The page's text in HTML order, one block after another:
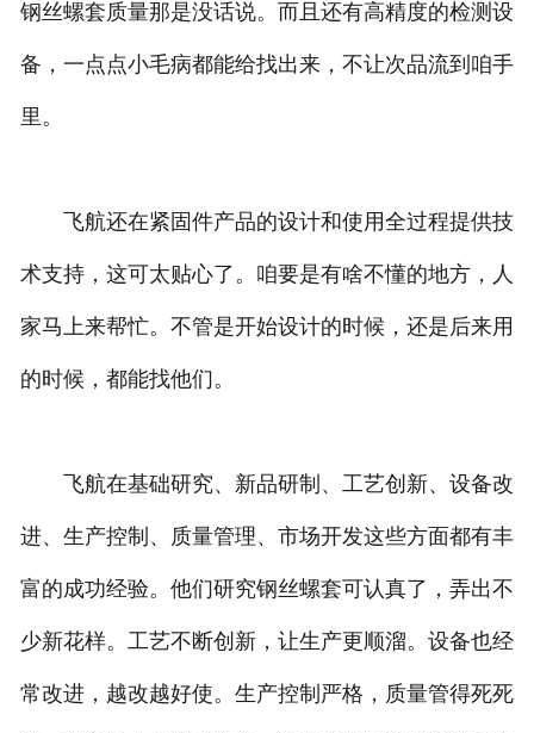
钢丝螺套质量那是没话说。而且还有高精度的检测设
备，一点点小毛病都能给找出来，不让次品流到咱手
里。
飞航还在紧固件产品的设计和使用全过程提供技
术支持，这可太贴心了。咱要是有啥不懂的地方，人
家马上来帮忙。不管是开始设计的时候，还是后来用
的时候，都能找他们。
飞航在基础研究、新品研制、工艺创新、设备改
进、生产控制、质量管理、市场开发这些方面都有丰
富的成功经验。他们研究钢丝螺套可认真了，弄出不
少新花样。工艺不断创新，让生产更顺溜。设备也经
常改进，越改越好使。生产控制严格，质量管得死死